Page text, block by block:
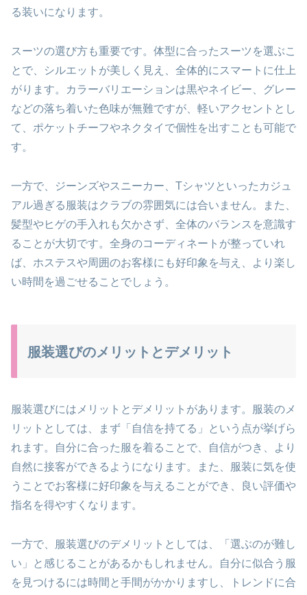
る装いになります。
スーツの選び方も重要です。体型に合ったスーツを選ぶこ
とで、シルエットが美しく見え、全体的にスマートに仕上
がります。カラーバリエーションは黒やネイビー、グレー
などの落ち着いた色味が無難ですが、軽いアクセントとし
て、ポケットチーフやネクタイで個性を出すことも可能で
す。
一方で、ジーンズやスニーカー、Tシャツといったカジュ
アル過ぎる服装はクラブの雰囲気には合いません。また、
髪型やヒゲの手入れも欠かさず、全体のバランスを意識す
ることが大切です。全身のコーディネートが整っていれ
ば、ホステスや周囲のお客様にも好印象を与え、より楽し
い時間を過ごせることでしょう。
服装選びのメリットとデメリット
服装選びにはメリットとデメリットがあります。服装のメ
リットとしては、まず「自信を持てる」という点が挙げら
れます。自分に合った服を着ることで、自信がつき、より
自然に接客ができるようになります。また、服装に気を使
うことでお客様に好印象を与えることができ、良い評価や
指名を得やすくなります。
一方で、服装選びのデメリットとしては、「選ぶのが難し
い」と感じることがあるかもしれません。自分に似合う服
を見つけるには時間と手間がかかりますし、トレンドに合